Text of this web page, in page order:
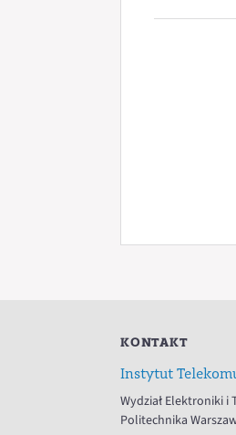
KONTAKT
Instytut
Wydział Elektroniki
Politechnika